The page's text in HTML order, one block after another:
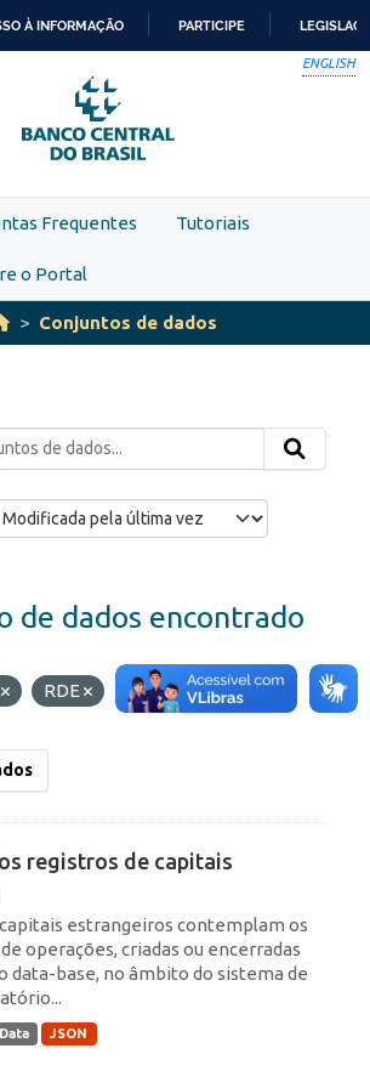
PARA
O
CONTEÚDO
À INFORMAÇÃO PARTICIPE
ENGLISH
Frequentes Tutoriais
o Portal
Conjuntos de dados
de dados encontrado
RDE Formatos:
HTML
registros de capitais
estrangeiros contemplam os
operações, criadas ou encerradas
data-base, no âmbito do sistema de
JSON